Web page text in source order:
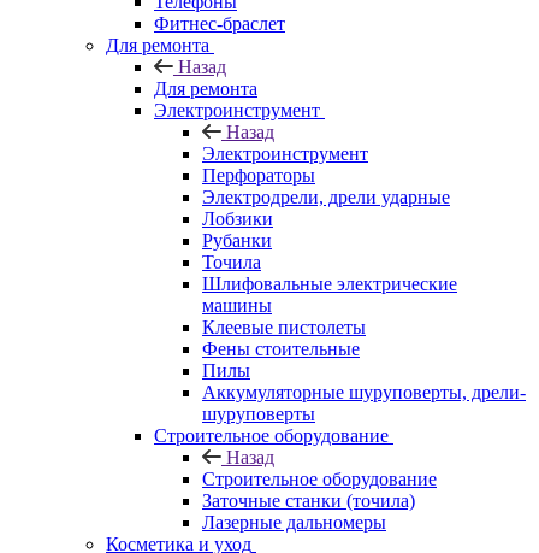
Фитнес-браслет
Для ремонта
Назад
Для ремонта
Электроинструмент
Назад
Электроинструмент
Перфораторы
Электродрели, дрели ударные
Лобзики
Рубанки
Точила
Шлифовальные электрические
машины
Клеевые пистолеты
Фены стоительные
Пилы
Аккумуляторные шуруповерты, дрели-
шуруповерты
Строительное оборудование
Назад
Строительное оборудование
Заточные станки (точила)
Лазерные дальномеры
Косметика и уход